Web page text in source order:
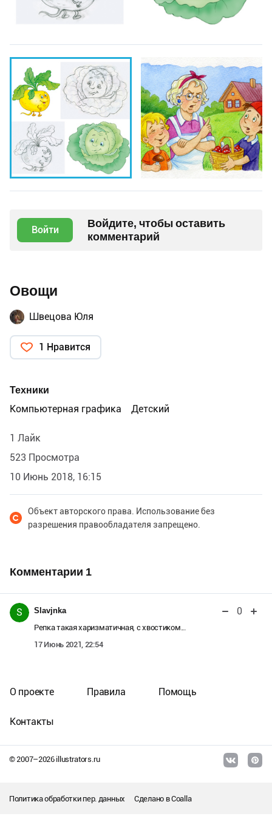
Войти
Войдите, чтобы оставить
комментарий
Овощи
Швецова Юля
1 Нравится
Техники
Компьютерная графика
Детский
1 Лайк
523 Просмотра
10 Июнь 2018, 16:15
Объект авторского права. Использование без
разрешения правообладателя запрещено.
Комментарии 1
S Slavjnka 0
Репка такая харизматичная, с хвостиком...
17 Июнь 2021, 22:54
© 2007–2026illustrators.ru
О проекте Правила Помощь
Контакты
Политика обработки пер. данных Сделано вCoalla